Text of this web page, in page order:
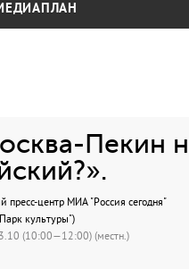
Пекин
центр МИА "Россия сегодня"
культуры")
(10:00—12:00) (местн.)